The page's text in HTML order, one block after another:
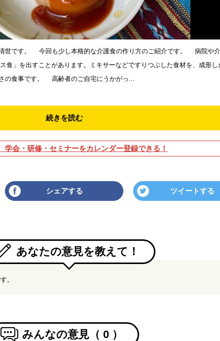
世です。 今回も少し本格的な介護食の作り方のご紹介です。 病院や
食」を出すことがあります。ミキサーなどですりつぶした食材を、成形し
の食事です。 高齢者のご自宅にうかがっ...
続きを読む
会・研修・セミナーをカレンダー登録できる！
シェアする ツイートする
あなたの意見を教えて！
。
みんなの意見（ 0 ）